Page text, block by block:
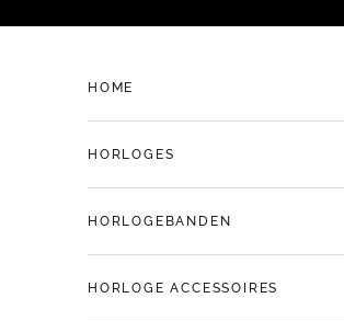
HOME
HORLOGES
HORLOGEBANDEN
HORLOGE ACCESSOIRES